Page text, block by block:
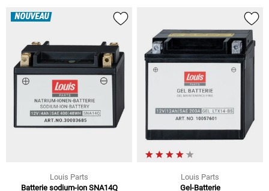
NOUVEAU
Louis Parts
Batterie sodium-ion SNA14Q
Louis Parts
Gel-Batterie